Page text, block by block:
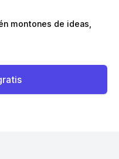
montones de ideas,